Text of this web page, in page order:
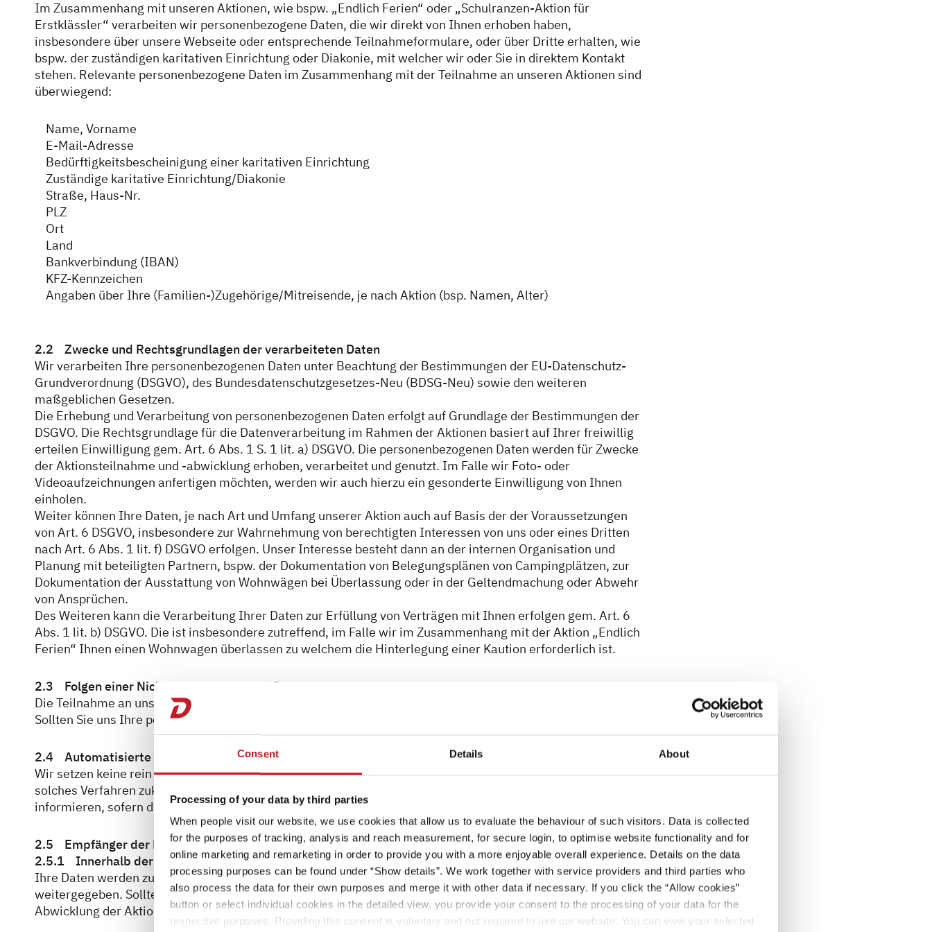
Consent Details About
Processing of your data by third parties
When people visit our website, we use cookies that allow us to evaluate the behaviour of such visitors. Data is collected
for the purposes of tracking, analysis and reach measurement, for secure login, to optimise website functionality and for
online marketing and remarketing in order to provide you with a more enjoyable overall experience. Details on the data
processing purposes can be found under “Show details”. We work together with service providers and third parties who
also process the data for their own purposes and merge it with other data if necessary. If you click the “Allow cookies”
button or select individual cookies in the detailed view, you provide your consent to the processing of your data for the
respective purposes. Providing this consent is voluntary and not required to use our website. You can view your selected
Im Zusammenhang mit unseren Aktionen, wie bspw. „Endlich Ferien“ oder „Schulranzen-Aktion für
Erstklässler“ verarbeiten wir personenbezogene Daten, die wir direkt von Ihnen erhoben haben,
insbesondere über unsere Webseite oder entsprechende Teilnahmeformulare, oder über Dritte erhalten, wie
bspw. der zuständigen karitativen Einrichtung oder Diakonie, mit welcher wir oder Sie in direktem Kontakt
stehen. Relevante personenbezogene Daten im Zusammenhang mit der Teilnahme an unseren Aktionen sind
überwiegend:
Name, Vorname
E-Mail-Adresse
Bedürftigkeitsbescheinigung einer karitativen Einrichtung
Zuständige karitative Einrichtung/Diakonie
Straße, Haus-Nr.
PLZ
Ort
Land
Bankverbindung (IBAN)
KFZ-Kennzeichen
Angaben über Ihre (Familien-)Zugehörige/Mitreisende, je nach Aktion (bsp. Namen, Alter)
2.2 Zwecke und Rechtsgrundlagen der verarbeiteten Daten
Wir verarbeiten Ihre personenbezogenen Daten unter Beachtung der Bestimmungen der EU-Datenschutz-
Grundverordnung (DSGVO), des Bundesdatenschutzgesetzes-Neu (BDSG-Neu) sowie den weiteren
maßgeblichen Gesetzen.
Die Erhebung und Verarbeitung von personenbezogenen Daten erfolgt auf Grundlage der Bestimmungen der
DSGVO. Die Rechtsgrundlage für die Datenverarbeitung im Rahmen der Aktionen basiert auf Ihrer freiwillig
erteilen Einwilligung gem. Art. 6 Abs. 1 S. 1 lit. a) DSGVO. Die personenbezogenen Daten werden für Zwecke
der Aktionsteilnahme und -abwicklung erhoben, verarbeitet und genutzt. Im Falle wir Foto- oder
Videoaufzeichnungen anfertigen möchten, werden wir auch hierzu ein gesonderte Einwilligung von Ihnen
einholen.
Weiter können Ihre Daten, je nach Art und Umfang unserer Aktion auch auf Basis der der Voraussetzungen
von Art. 6 DSGVO, insbesondere zur Wahrnehmung von berechtigten Interessen von uns oder eines Dritten
nach Art. 6 Abs. 1 lit. f) DSGVO erfolgen. Unser Interesse besteht dann an der internen Organisation und
Planung mit beteiligten Partnern, bspw. der Dokumentation von Belegungsplänen von Campingplätzen, zur
Dokumentation der Ausstattung von Wohnwägen bei Überlassung oder in der Geltendmachung oder Abwehr
von Ansprüchen.
Des Weiteren kann die Verarbeitung Ihrer Daten zur Erfüllung von Verträgen mit Ihnen erfolgen gem. Art. 6
Abs. 1 lit. b) DSGVO. Die ist insbesondere zutreffend, im Falle wir im Zusammenhang mit der Aktion „Endlich
Ferien“ Ihnen einen Wohnwagen überlassen zu welchem die Hinterlegung einer Kaution erforderlich ist.
2.3 Folgen einer Nichtbereitstellung von Daten
Die Teilnahme an unseren Aktionen ist nur unter der Abgabe Ihrer personenbezogenen Daten möglich.
Sollten Sie uns Ihre personenbezogenen Daten nicht zur Verfügung stellen, ist eine Teilnahme nicht möglich.
2.4 Automatisierte Einzelfallentscheidungen
Wir setzen keine rein automatisierten Entscheidungsverfahren gem. Art. 22 DSGVO ein. Sofern wir ein
solches Verfahren zukünftig in Einzelfällen doch einsetzen sollten, werden wir Sie hierüber gesondert
informieren, sofern dies gesetzlich vorgegeben ist.
2.5 Empfänger der Daten
2.5.1 Innerhalb der EU
Ihre Daten werden zu Verwaltungszwecken des Gewinnspiels innerhalb unseres Unternehmens nicht
weitergegeben. Sollte ein Austausch der Daten innerhalb des Unternehmens erfolgen, geschieht dies zur
Abwicklung der Aktion bzw. aufgrund Ihrer Einwilligung.